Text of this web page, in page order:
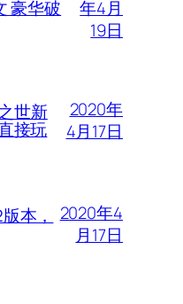
豪华破
年4月
19日
世新
接玩
2020年
4月17日
本，
2020年4
月17日